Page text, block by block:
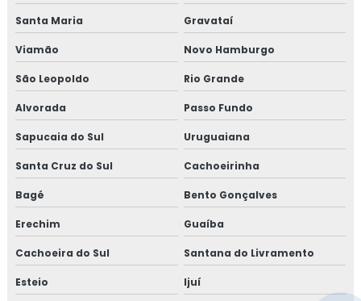
Santa Maria Gravataí
Viamão Novo Hamburgo
São Leopoldo Rio Grande
Alvorada Passo Fundo
Sapucaia do Sul Uruguaiana
Santa Cruz do Sul Cachoeirinha
Bagé Bento Gonçalves
Erechim Guaíba
Cachoeira do Sul Santana do Livramento
Esteio Ijuí